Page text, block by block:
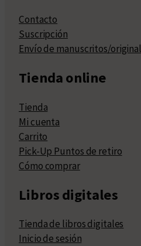
Contacto
Suscripción
Envío de manuscritos/
Tienda online
Tienda
Mi cuenta
Carrito
Pick-Up Puntos de retiro
Cómo comprar
Libros digitales
Tienda de libros digitales
Inicio de sesión